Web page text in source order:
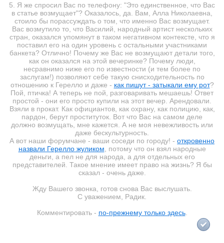
5. Я же спросил Вас по телефону: "Это единственное, что Вас
в статье возмущает"? Оказалось, да. Вам, Алла Николаевна,
стоило бы порассуждать о том, что именно Вас возмущает.
Вас возмутило то, что Василий, народный артист нескольких
стран, оказался упомянут в таком негативном контексте, что я
поставил его на один уровень с остальными участниками
банкета? Отлично! Почему же Вас не возмущают детали того,
как он оказался на этой вечеринке? Почему люди,
несравнимо ниже его по известности (и тем более по
заслугам!) позволяют себе такую снисходительность по
отношению к Герелло и даже - как пишут - затыкали ему рот?
Пой, птичка! А теперь не пой, разговаривать мешаешь! Ответ
простой - они его просто купили на этот вечер. Арендовали.
Взяли в прокат. Как официантов, как охрану, как полицию, как,
пардон, берут проституток. Вот что Вас на самом деле
должно возмущать, мне кажется. А не моя невежливость или
даже бескультурность.
А вот наши форумчане - ваши соседи по городу! - откровенно
назвали Герелло жуликом , потому что он взял народные
деньги, а пел не для народа, а для отдельных его
представителей. Такое мнение имеет право на жизнь? Я бы
сказал - очень даже.
Жду Вашего звонка, готов снова Вас выслушать.
С уважением, Радик.
Комментировать - по-прежнему только здесь.